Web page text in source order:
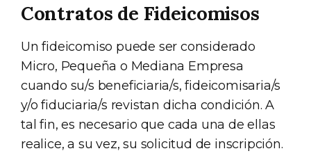
Contratos de Fideicomisos
Un fideicomiso puede ser considerado
Micro, Pequeña o Mediana Empresa
cuando su/s beneficiaria/s, fideicomisaria/s
y/o fiduciaria/s revistan dicha condición. A
tal fin, es necesario que cada una de ellas
realice, a su vez, su solicitud de inscripción.